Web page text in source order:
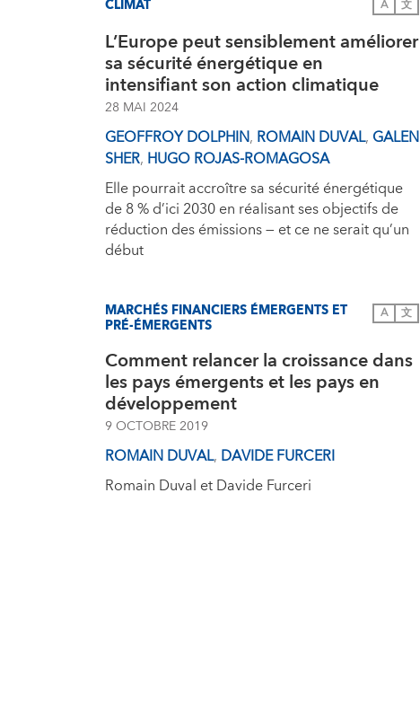
CLIMAT A 文
L’Europe peut sensiblement améliorer
sa sécurité énergétique en
intensifiant son action climatique
28 MAI 2024
GEOFFROY DOLPHIN, ROMAIN DUVAL, GALEN
SHER, HUGO ROJAS-ROMAGOSA
Elle pourrait accroître sa sécurité énergétique
de 8 % d’ici 2030 en réalisant ses objectifs de
réduction des émissions — et ce ne serait qu’un
début
MARCHÉS FINANCIERS ÉMERGENTS ET
PRÉ-ÉMERGENTS
A 文
Comment relancer la croissance dans
les pays émergents et les pays en
développement
9 OCTOBRE 2019
ROMAIN DUVAL, DAVIDE FURCERI
Romain Duval et Davide Furceri